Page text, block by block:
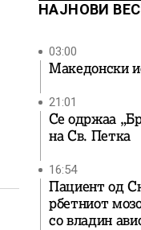
НАЈНОВИ
03:00
Македонски
21:01
Се одржаа
на Св. Петка
16:54
Пациент од
рбетниот
со владин